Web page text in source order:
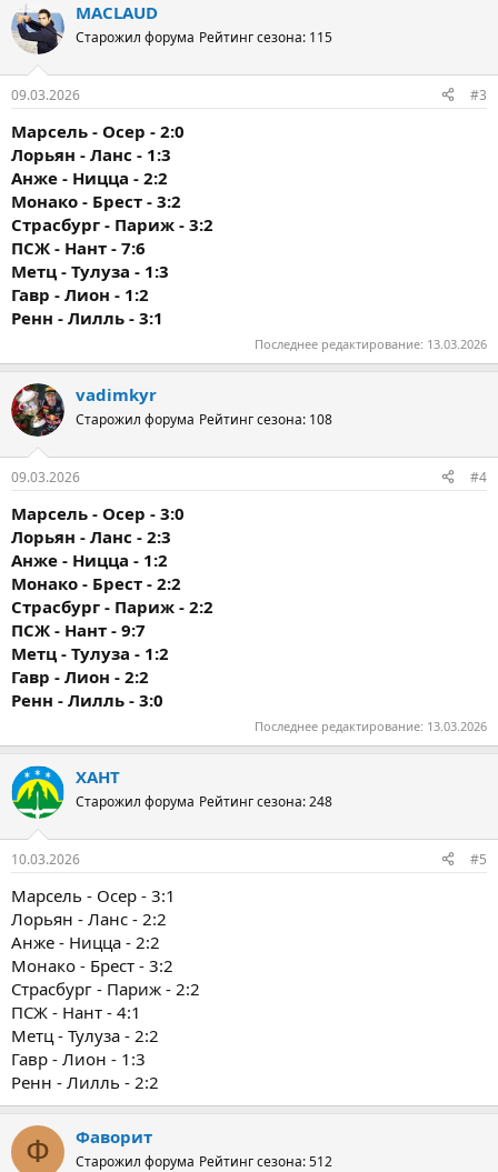
MACLAUD
Старожил форума Рейтинг сезона: 115
09.03.2026 #3
Марсель - Осер - 2:0
Лорьян - Ланс - 1:3
Анже - Ницца - 2:2
Монако - Брест - 3:2
Страсбург - Париж - 3:2
ПСЖ - Нант - 7:6
Метц - Тулуза - 1:3
Гавр - Лион - 1:2
Ренн - Лилль - 3:1
Последнее редактирование: 13.03.2026
vadimkyr
Старожил форума Рейтинг сезона: 108
09.03.2026 #4
Марсель - Осер - 3:0
Лорьян - Ланс - 2:3
Анже - Ницца - 1:2
Монако - Брест - 2:2
Страсбург - Париж - 2:2
ПСЖ - Нант - 9:7
Метц - Тулуза - 1:2
Гавр - Лион - 2:2
Ренн - Лилль - 3:0
Последнее редактирование: 13.03.2026
ХАНТ
Старожил форума Рейтинг сезона: 248
10.03.2026 #5
Марсель - Осер - 3:1
Лорьян - Ланс - 2:2
Анже - Ницца - 2:2
Монако - Брест - 3:2
Страсбург - Париж - 2:2
ПСЖ - Нант - 4:1
Метц - Тулуза - 2:2
Гавр - Лион - 1:3
Ренн - Лилль - 2:2
Ф Фаворит
Старожил форума Рейтинг сезона: 512